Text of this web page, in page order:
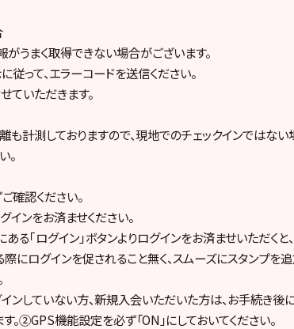
うまく取得できない場合がございます。
従って、エラーコードを送信ください。
ていただきます。
も計測しておりますので、現地でのチェックインではな
。
確認ください。
ンをお済ませください。
る｢ログイン｣ボタンよりログインをお済ませいただくと
際にログインを促されること無く、スムーズにスタンプを
ンしていない方、新規入会いただいた方は、お手続き後
。②GPS機能設定を必ず「ON」にしておいてください。